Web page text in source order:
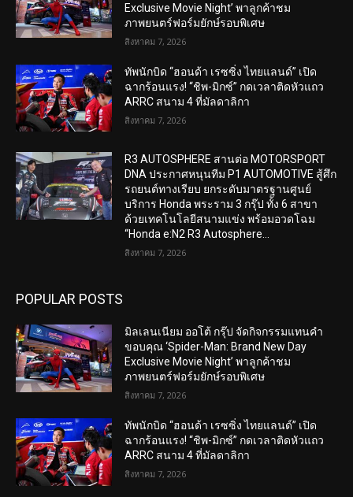
Exclusive Movie Night’ พาลูกค้าชม
ภาพยนตร์ฟอร์มยักษ์รอบพิเศษ
สิงหาคม 7, 2026
ทัพนักบิด “ฮอนด้า เรซซิ่ง ไทยแลนด์” เปิด
ฉากร้อนแรง! “ชิพ-มิกซ์” กดเวลาติดหัวแถว
ARRC สนาม 4 ที่มัลดาลิกา
สิงหาคม 7, 2026
R3 AUTOSPHERE สานต่อ MOTORSPORT
DNA ประกาศหนุนทีม P1 AUTOMOTIVE สู้ศึก
รถยนต์ทางเรียบ ยกระดับมาตรฐานศูนย์
บริการ Honda พระราม 3 กรุ๊ป ทั้ง 6 สาขา
ด้วยเทคโนโลยีสนามแข่ง พร้อมอวดโฉม
“Honda e:N2 R3 Autosphere...
สิงหาคม 7, 2026
POPULAR POSTS
มิลเลนเนียม ออโต้ กรุ๊ป จัดกิจกรรมแทนคำ
ขอบคุณ ‘Spider-Man: Brand New Day
Exclusive Movie Night’ พาลูกค้าชม
ภาพยนตร์ฟอร์มยักษ์รอบพิเศษ
สิงหาคม 7, 2026
ทัพนักบิด “ฮอนด้า เรซซิ่ง ไทยแลนด์” เปิด
ฉากร้อนแรง! “ชิพ-มิกซ์” กดเวลาติดหัวแถว
ARRC สนาม 4 ที่มัลดาลิกา
สิงหาคม 7, 2026